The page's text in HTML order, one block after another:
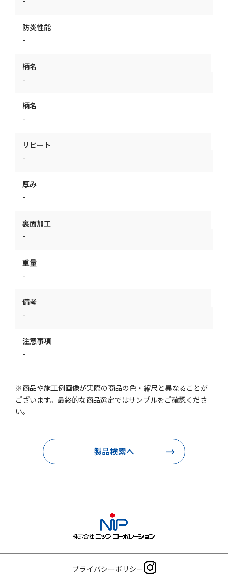
防炎性能
-
柄名
-
柄名
-
リピート
-
厚み
-
裏面加工
-
重量
-
備考
-
注意事項
-
※商品や施工例画像が実際の商品の色・縮尺と異なることが
ございます。最終的な商品選定ではサンプルをご確認くださ
い。
製品検索へ
プライバシーポリシー